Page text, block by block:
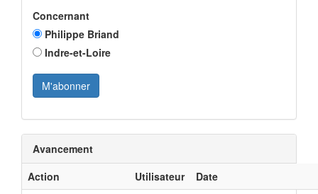
Concernant
Philippe Briand
Indre-et-Loire
Avancement
Action
Utilisateur Date